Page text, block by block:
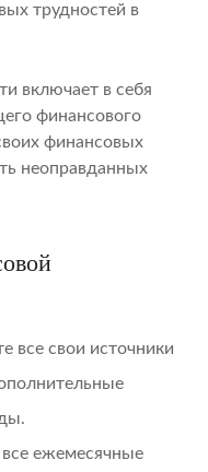
трудностей в
включает в себя
финансового
финансовых
неоправданных
все свои источники
ежемесячные